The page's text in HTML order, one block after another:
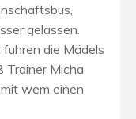
gelassen.
die Mädels
Trainer Micha
wem einen